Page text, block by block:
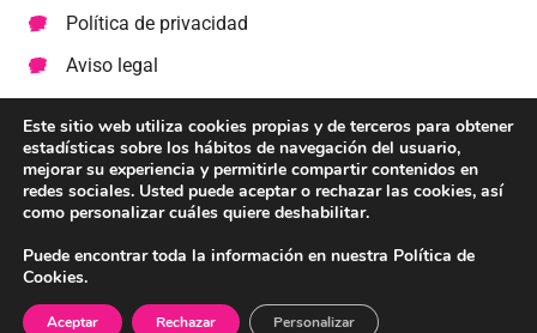
Política de privacidad
Aviso legal
Colabora
Haz un donativo
Diseñado y desarrollado por Web Site Story 💕
Este sitio web utiliza cookies propias y de terceros para obtener
estadísticas sobre los hábitos de navegación del usuario,
mejorar su experiencia y permitirle compartir contenidos en
redes sociales. Usted puede aceptar o rechazar las cookies, así
como personalizar cuáles quiere deshabilitar.
Puede encontrar toda la información en nuestra Política de
Cookies.
Aceptar Rechazar Personalizar